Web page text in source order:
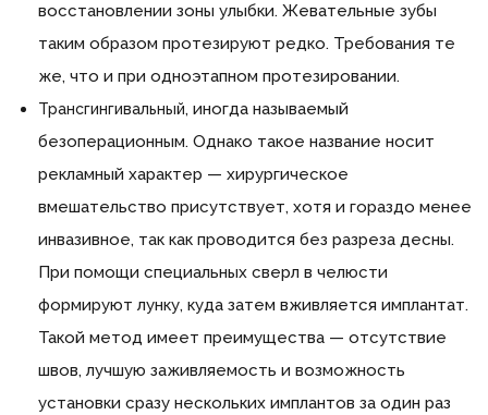
восстановлении зоны улыбки. Жевательные зубы
таким образом протезируют редко. Требования те
же, что и при одноэтапном протезировании.
Трансгингивальный, иногда называемый
безоперационным. Однако такое название носит
рекламный характер — хирургическое
вмешательство присутствует, хотя и гораздо менее
инвазивное, так как проводится без разреза десны.
При помощи специальных сверл в челюсти
формируют лунку, куда затем вживляется имплантат.
Такой метод имеет преимущества — отсутствие
швов, лучшую заживляемость и возможность
установки сразу нескольких имплантов за один раз